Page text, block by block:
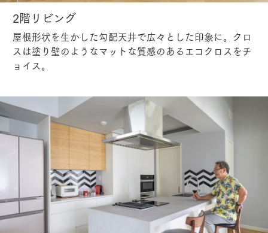
2階リビング
屋根形状を生かした勾配天井で広々とした印象に。クロ
スは塗り壁のようなマットな質感のあるエコクロスをチ
ョイス。